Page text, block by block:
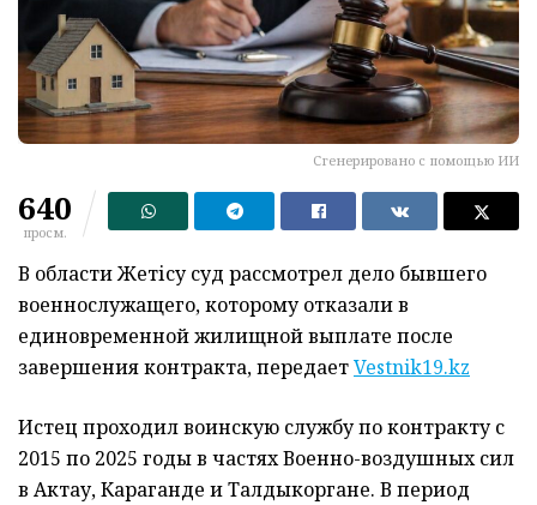
Сгенерировано с помощью ИИ
640
просм.
В области Жетісу суд рассмотрел дело бывшего
военнослужащего, которому отказали в
единовременной жилищной выплате после
завершения контракта, передаетVestnik19.kz
Истец проходил воинскую службу по контракту с
2015 по 2025 годы в частях Военно-воздушных сил
в Актау, Караганде и Талдыкоргане. В период